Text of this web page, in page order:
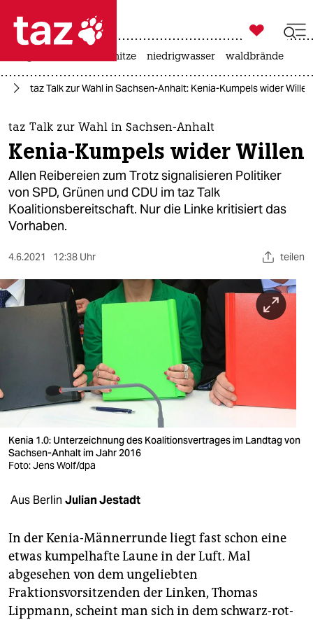
 taz zahl ich
taz zahl ich
themen
politik
öko
gesellschaft
kultur
sport
verlag
verlag
veranstaltungen
unterstützen
abo
genossenschaft

taz zahl ich
hitze niedrigwasser waldbrände
taz Talk zur Wahl in Sachsen-Anhalt: Kenia-Kumpels wider Willen
taz Talk zur Wahl in Sachsen-Anhalt
Kenia-Kumpels wider Willen
Allen Reibereien zum Trotz signalisieren Politiker
von SPD, Grünen und CDU im taz Talk
Koalitionsbereitschaft. Nur die Linke kritisiert das
Vorhaben.
4.6.2021 12:38 Uhr teilen
Kenia 1.0: Unterzeichnung des Koalitionsvertrages im Landtag von
Sachsen-Anhalt im Jahr 2016
Foto: Jens Wolf/dpa
Aus Berlin Julian Jestadt
In der Kenia-Männerrunde liegt fast schon eine
etwas kumpelhafte Laune in der Luft. Mal
abgesehen von dem ungeliebten
Fraktionsvorsitzenden der Linken, Thomas
Lippmann, scheint man sich in dem schwarz-rot-